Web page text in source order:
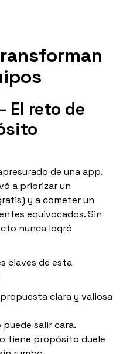
El reto de
de una app.
a priorizar un
y a cometer un
equivocados. Sin
nunca logró
claves de esta
clara y valiosa
salir cara.
tiene propósito duele